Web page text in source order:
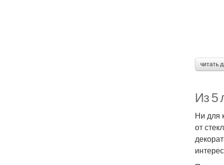
читать
Из 5
Ни для
от